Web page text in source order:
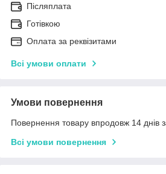
Післяплата
Готівкою
Оплата за реквізитами
Всі умови оплати
Умови повернення
Повернення товару впродовж 14 днів
Всі умови повернення